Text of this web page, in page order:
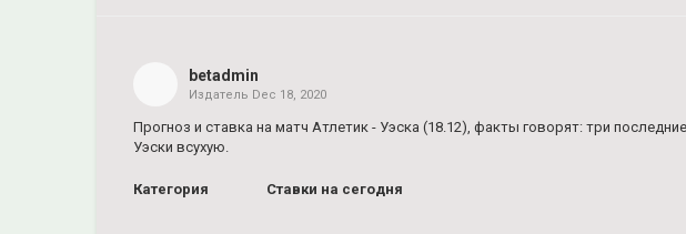
betadmin
Издатель Dec 18, 2020
Прогноз и ставка на матч Атлетик - Уэска (18.12), факты говорят: три
Уэски всухую.
Категория Ставки на сегодня